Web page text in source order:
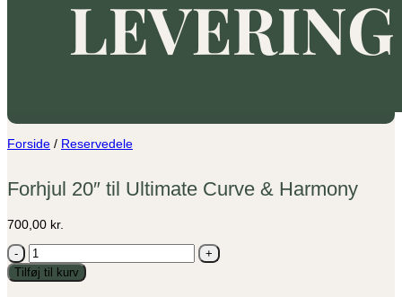
Forside / Reservedele
Forhjul 20″ til Ultimate Curve & Harmony
700,00 kr.
Forhjul
20"
til
Tilføj til kurv